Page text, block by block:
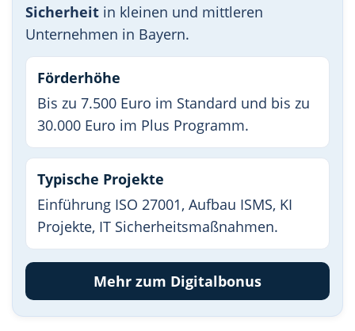
Sicherheit in kleinen und mittleren
Unternehmen in Bayern.
Förderhöhe
Bis zu 7.500 Euro im Standard und bis zu
30.000 Euro im Plus Programm.
Typische Projekte
Einführung ISO 27001, Aufbau ISMS, KI
Projekte, IT Sicherheitsmaßnahmen.
Mehr zum Digitalbonus